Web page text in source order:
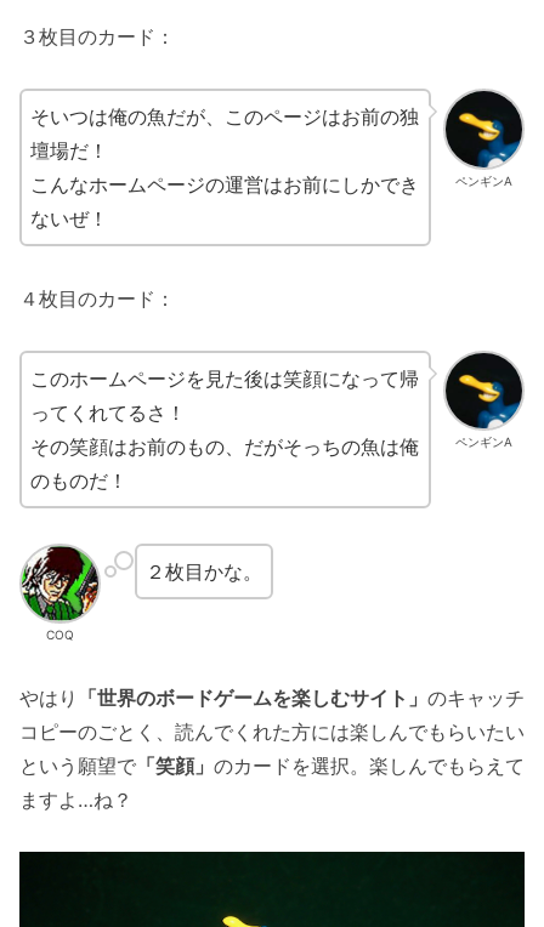
３枚目のカード：
ペンギンA
そいつは俺の魚だが、このページはお前の独
壇場だ！
こんなホームページの運営はお前にしかでき
ないぜ！
４枚目のカード：
ペンギンA
このホームページを見た後は笑顔になって帰
ってくれてるさ！
その笑顔はお前のもの、だがそっちの魚は俺
のものだ！
COQ
２枚目かな。
やはり 「世界のボードゲームを楽しむサイト」 のキャッチ
コピーのごとく、読んでくれた方には楽しんでもらいたい
という願望で 「笑顔」 のカードを選択。楽しんでもらえて
ますよ…ね？